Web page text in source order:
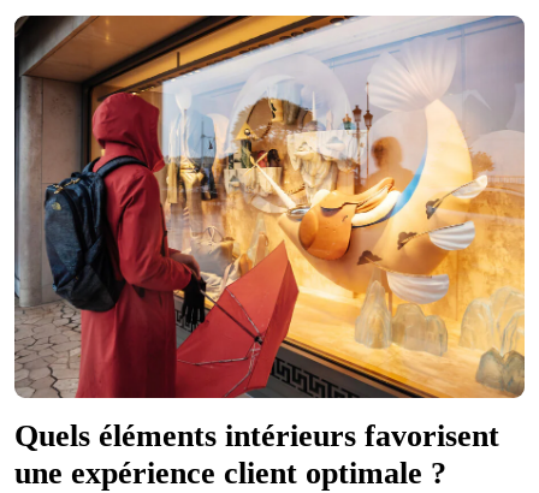
Quels éléments intérieurs favorisent
une expérience client optimale ?